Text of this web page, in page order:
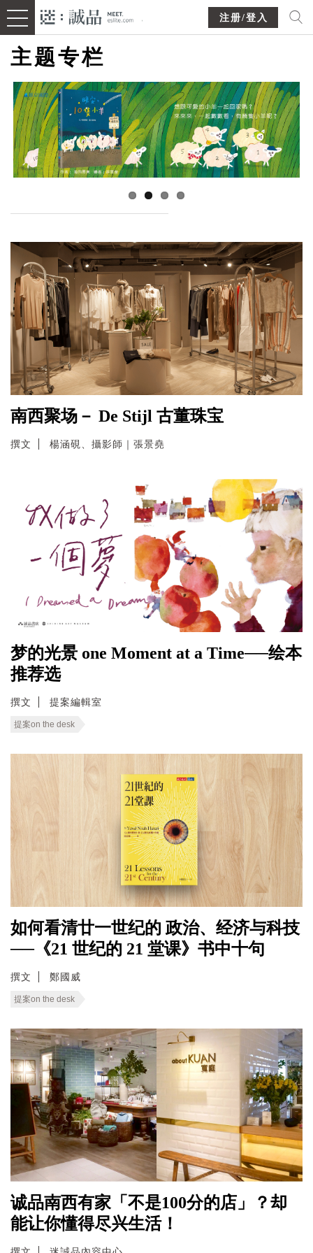
注册/登入
主题专栏
南西聚场－ De Stijl 古董珠宝
撰文 楊涵硯、攝影師｜張景堯
梦的光景 one Moment at a Time──绘本
推荐选
撰文 提案編輯室
提案on the desk
如何看清廿一世纪的 政治、经济与科技
──《21 世纪的 21 堂课》书中十句
撰文 鄭國威
提案on the desk
诚品南西有家「不是100分的店」？却
能让你懂得尽兴生活！